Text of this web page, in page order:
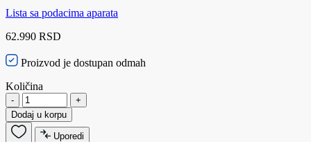
Lista sa podacima aparata
62.990 RSD
Proizvod je dostupan odmah
Količina
-
+
Dodaj u korpu
Uporedi